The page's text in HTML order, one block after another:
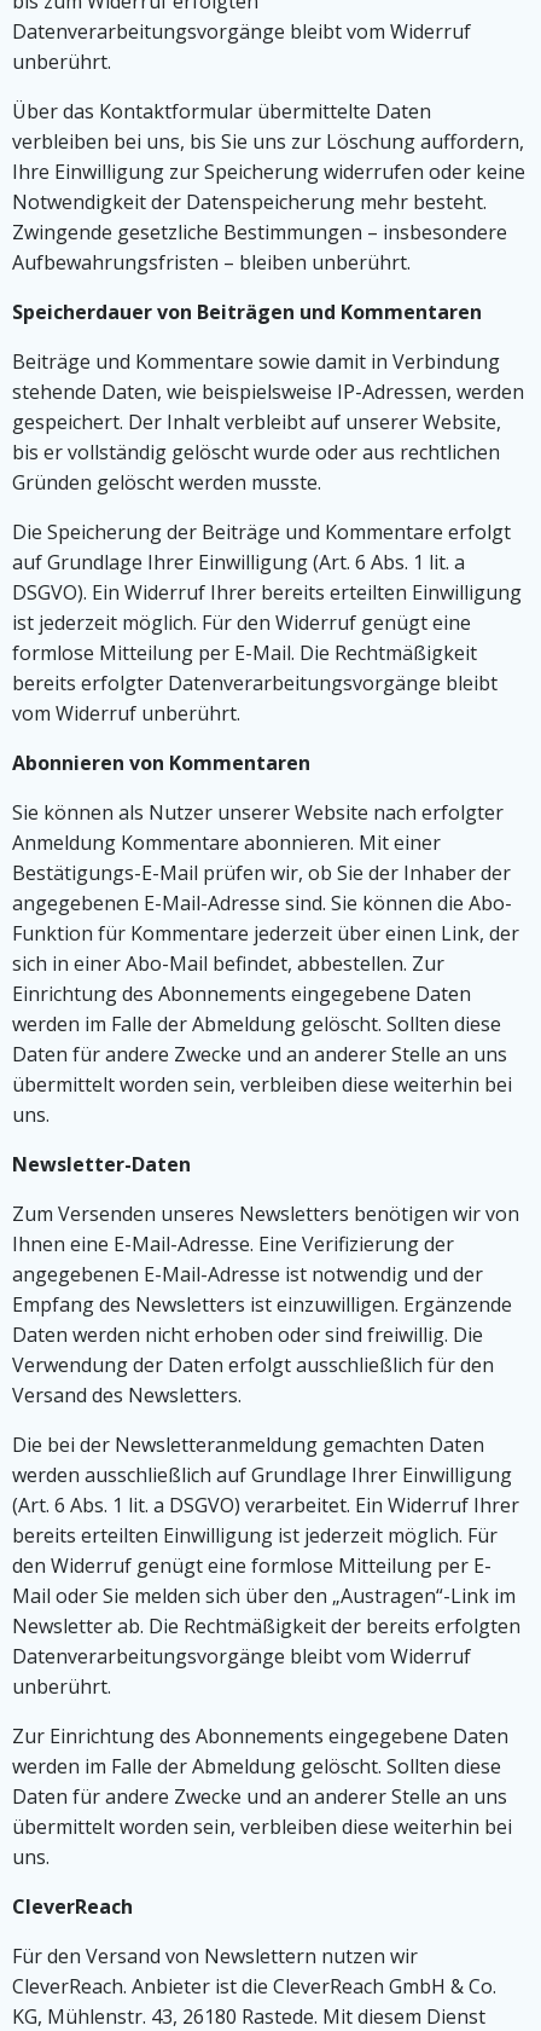
Datenverarbeitungsvorgänge bleibt vom Widerruf
unberührt.
Über das Kontaktformular übermittelte Daten
verbleiben bei uns, bis Sie uns zur Löschung auffordern,
Ihre Einwilligung zur Speicherung widerrufen oder keine
Notwendigkeit der Datenspeicherung mehr besteht.
Zwingende gesetzliche Bestimmungen – insbesondere
Aufbewahrungsfristen – bleiben unberührt.
Speicherdauer von Beiträgen und Kommentaren
Beiträge und Kommentare sowie damit in Verbindung
stehende Daten, wie beispielsweise IP-Adressen, werden
gespeichert. Der Inhalt verbleibt auf unserer Website,
bis er vollständig gelöscht wurde oder aus rechtlichen
Gründen gelöscht werden musste.
Die Speicherung der Beiträge und Kommentare erfolgt
auf Grundlage Ihrer Einwilligung (Art. 6 Abs. 1 lit. a
DSGVO). Ein Widerruf Ihrer bereits erteilten Einwilligung
ist jederzeit möglich. Für den Widerruf genügt eine
formlose Mitteilung per E-Mail. Die Rechtmäßigkeit
bereits erfolgter Datenverarbeitungsvorgänge bleibt
vom Widerruf unberührt.
Abonnieren von Kommentaren
Sie können als Nutzer unserer Website nach erfolgter
Anmeldung Kommentare abonnieren. Mit einer
Bestätigungs-E-Mail prüfen wir, ob Sie der Inhaber der
angegebenen E-Mail-Adresse sind. Sie können die Abo-
Funktion für Kommentare jederzeit über einen Link, der
sich in einer Abo-Mail befindet, abbestellen. Zur
Einrichtung des Abonnements eingegebene Daten
werden im Falle der Abmeldung gelöscht. Sollten diese
Daten für andere Zwecke und an anderer Stelle an uns
übermittelt worden sein, verbleiben diese weiterhin bei
uns.
Newsletter-Daten
Zum Versenden unseres Newsletters benötigen wir von
Ihnen eine E-Mail-Adresse. Eine Verifizierung der
angegebenen E-Mail-Adresse ist notwendig und der
Empfang des Newsletters ist einzuwilligen. Ergänzende
Daten werden nicht erhoben oder sind freiwillig. Die
Verwendung der Daten erfolgt ausschließlich für den
Versand des Newsletters.
Die bei der Newsletteranmeldung gemachten Daten
werden ausschließlich auf Grundlage Ihrer Einwilligung
(Art. 6 Abs. 1 lit. a DSGVO) verarbeitet. Ein Widerruf Ihrer
bereits erteilten Einwilligung ist jederzeit möglich. Für
den Widerruf genügt eine formlose Mitteilung per E-
Mail oder Sie melden sich über den „Austragen“-Link im
Newsletter ab. Die Rechtmäßigkeit der bereits erfolgten
Datenverarbeitungsvorgänge bleibt vom Widerruf
unberührt.
Zur Einrichtung des Abonnements eingegebene Daten
werden im Falle der Abmeldung gelöscht. Sollten diese
Daten für andere Zwecke und an anderer Stelle an uns
übermittelt worden sein, verbleiben diese weiterhin bei
uns.
CleverReach
Für den Versand von Newslettern nutzen wir
CleverReach. Anbieter ist die CleverReach GmbH & Co.
KG, Mühlenstr. 43, 26180 Rastede. Mit diesem Dienst